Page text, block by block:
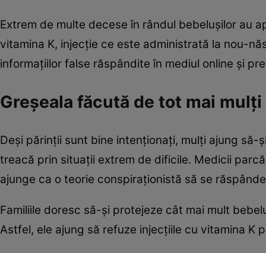
Extrem de multe decese în rândul bebelușilor au
vitamina K, injecție ce este administrată la nou-
informațiilor false răspândite în mediul online și
Greșeala făcută de tot mai
Deși părinții sunt bine intenționați, mulți ajung
treacă prin situații extrem de dificile. Medicii
ajunge ca o teorie conspiraționistă să se
Familiile doresc să-și protejeze cât mai mult
Astfel, ele ajung să refuze injecțiile cu vitamina K